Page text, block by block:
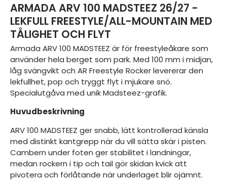
ARMADA ARV 100 MADSTEEZ 26/27 -
LEKFULL FREESTYLE/ALL-MOUNTAIN MED
TÅLIGHET OCH FLYT
Armada ARV 100 MADSTEEZ är för freestyleåkare som
använder hela berget som park. Med 100 mm i midjan,
låg svängvikt och AR Freestyle Rocker levererar den
lekfullhet, pop och tryggt flyt i mjukare snö.
Specialutgåva med unik Madsteez-grafik.
Huvudbeskrivning
ARV 100 MADSTEEZ ger snabb, lätt kontrollerad känsla
med distinkt kantgrepp när du vill sätta skär i pisten.
Cambern under foten ger stabilitet i landningar,
medan rockern i tip och tail gör skidan kvick att
pivotera och förlåtande när underlaget blir ojämnt.